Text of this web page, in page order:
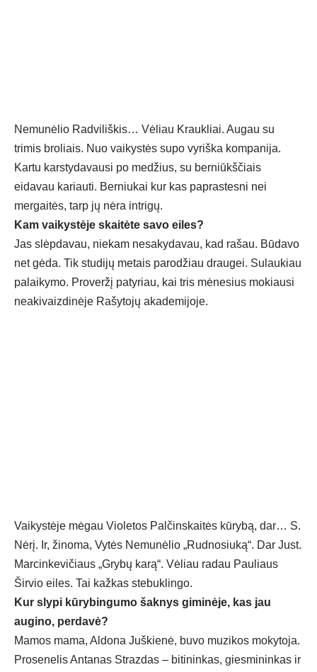
Nemunėlio Radviliškis… Vėliau Kraukliai. Augau su
trimis broliais. Nuo vaikystės supo vyriška kompanija.
Kartu karstydavausi po medžius, su berniūkščiais
eidavau kariauti. Berniukai kur kas paprastesni nei
mergaitės, tarp jų nėra intrigų.
Kam vaikystėje skaitėte savo eiles?
Jas slėpdavau, niekam nesakydavau, kad rašau. Būdavo
net gėda. Tik studijų metais parodžiau draugei. Sulaukiau
palaikymo. Proveržį patyriau, kai tris mėnesius mokiausi
neakivaizdinėje Rašytojų akademijoje.
Vaikystėje mėgau Violetos Palčinskaitės kūrybą, dar… S.
Nėrį. Ir, žinoma, Vytės Nemunėlio „Rudnosiuką“. Dar Just.
Marcinkevičiaus „Grybų karą“. Vėliau radau Pauliaus
Širvio eiles. Tai kažkas stebuklingo.
Kur slypi kūrybingumo šaknys giminėje, kas jau
augino, perdavė?
Mamos mama, Aldona Juškienė, buvo muzikos mokytoja.
Prosenelis Antanas Strazdas – bitininkas, giesmininkas ir